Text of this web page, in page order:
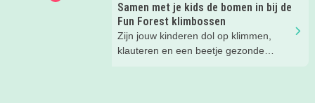
Samen met je kids de bomen in bij de
Fun Forest klimbossen
Zijn jouw kinderen dol op klimmen,
klauteren en een beetje gezonde